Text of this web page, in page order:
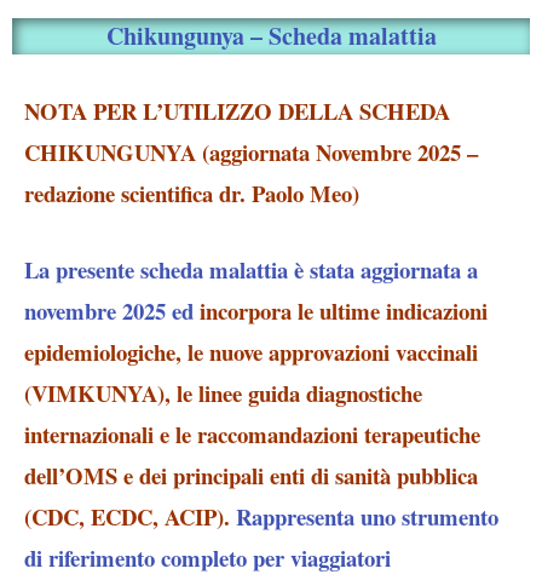
Chikungunya – Scheda malattia
NOTAPER L’UTILIZZO DELLA SCHEDA
CHIKUNGUNYA (aggiornata Novembre 2025 –
redazione scientifica dr. Paolo Meo)
La presente scheda malattia è stata aggiornata a
novembre 2025 edincorpora le ultime indicazioni
epidemiologiche, le nuove approvazioni vaccinali
(VIMKUNYA), le linee guida diagnostiche
internazionali e le raccomandazioni terapeutiche
dell’OMS e dei principali enti di sanità pubblica
(CDC, ECDC, ACIP). Rappresenta uno strumento
di riferimento completo per viaggiatori